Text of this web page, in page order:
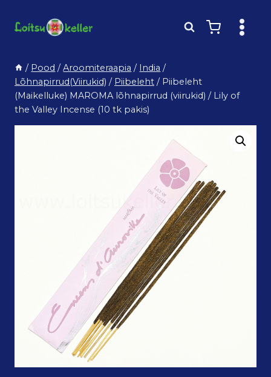
/ Pood / Aroomiteraapia / India /
Lõhnapirrud(Viirukid) / Piibeleht / Piibeleht
(Maikelluke) MAROMA lõhnapirrud (viirukid) / Lily of
the Valley Incense (10 tk pakis)